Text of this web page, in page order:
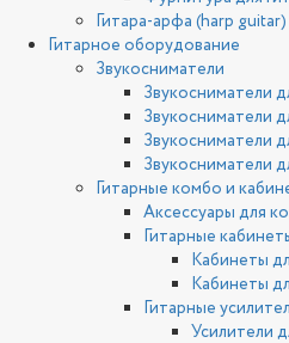
Гитара-арфа (harp guitar)
Гитарное оборудование
Звукосниматели
Звукосниматели
Звукосниматели
Звукосниматели
Звукосниматели
Гитарные комбо и
Аксессуары для
Гитарные
Кабинеты
Кабинеты
Гитарные
Усилители